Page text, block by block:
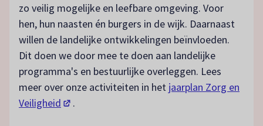
zo veilig mogelijke en leefbare omgeving. Voor
hen, hun naasten én burgers in de wijk. Daarnaast
willen de landelijke ontwikkelingen beïnvloeden.
Dit doen we door mee te doen aan landelijke
programma's en bestuurlijke overleggen. Lees
meer over onze activiteiten in het jaarplan Zorg en
Veiligheid (opent in een nieuw tabblad)
.